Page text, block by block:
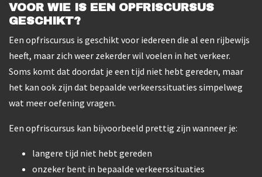
VOOR WIE IS EEN OPFRISCURSUS
GESCHIKT?
Een opfriscursus is geschikt voor iedereen die al een rijbewijs
heeft, maar zich weer zekerder wil voelen in het verkeer.
Soms komt dat doordat je een tijd niet hebt gereden, maar
het kan ook zijn dat bepaalde verkeerssituaties simpelweg
wat meer oefening vragen.
Een opfriscursus kan bijvoorbeeld prettig zijn wanneer je:
langere tijd niet hebt gereden
onzeker bent in bepaalde verkeerssituaties